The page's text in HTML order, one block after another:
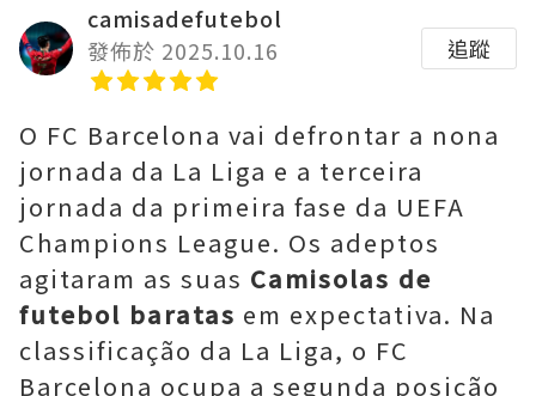
camisadefutebol
發佈於 2025.10.16
追蹤
O FC Barcelona vai defrontar a nona
jornada da La Liga e a terceira
jornada da primeira fase da UEFA
Champions League. Os adeptos
agitaram as suas Camisolas de
futebol baratas em expectativa. Na
classificação da La Liga, o FC
Barcelona ocupa a segunda posição